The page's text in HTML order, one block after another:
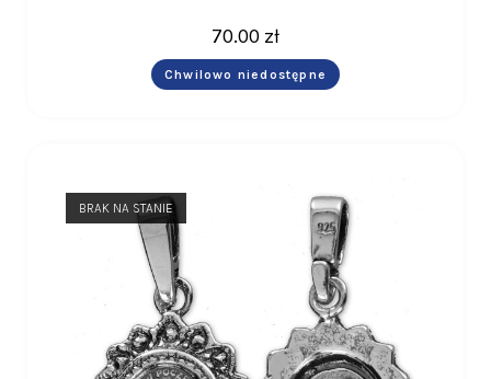
70.00 zł
Chwilowo niedostępne
BRAK NA STANIE